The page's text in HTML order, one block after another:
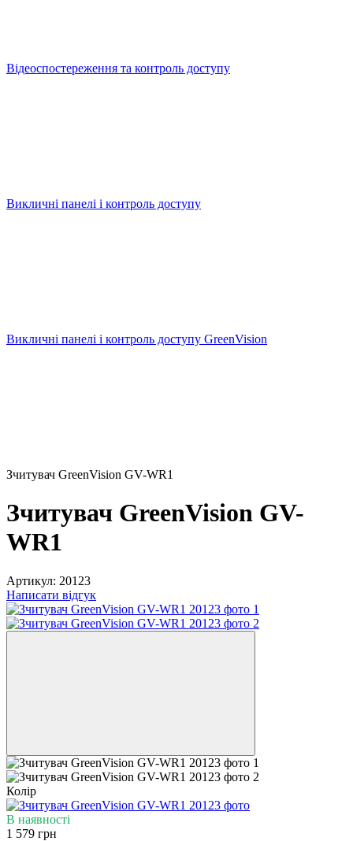
Відеоспостереження та контроль доступу
Викличні панелі і контроль доступу
Викличні панелі і контроль доступу GreenVision
Зчитувач GreenVision GV-WR1
Зчитувач GreenVision GV-
WR1
Артикул: 20123
Написати відгук
Колір
В наявності
1 579 грн